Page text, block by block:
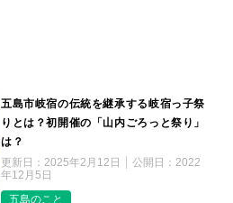
五島市岐宿の伝統を継承する岐宿っ子祭
りとは？初開催の「山内ごろっと祭り」
は？
更新日： 2025年2月12日 公開日： 2022
年12月5日
五島のこと